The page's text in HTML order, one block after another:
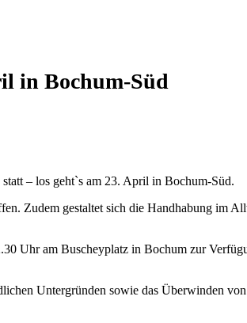
in Bochum-Süd
– los geht`s am 23. April in Bochum-Süd.
Zudem gestaltet sich die Handhabung im
Uhr am Buscheyplatz in Bochum zur
Untergründen sowie das Überwinden